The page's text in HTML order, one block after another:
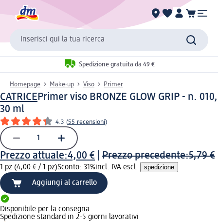
Inserisci qui la tua ricerca
Spedizione gratuita da 49 €
Homepage Make-up Viso Primer
CATRICEPrimer viso BRONZE GLOW GRIP - n. 010,
30 ml
4.3 (55 recensioni)
Prezzo attuale:4,00 € Prezzo precedente:5,79 €
1 pz (4,00 € / 1 pz)Sconto: 31%incl. IVA escl. spedizione
Aggiungi al carrello
Disponibile per la consegna
Spedizione standard in 2-5 giorni lavorativi